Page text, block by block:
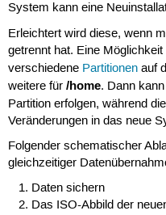
System kann eine
Erleichtert wird diese, wenn
getrennt hat. Eine
verschiedene Partitionenauf
weitere für /home. Dann
Partition erfolgen, während die
Veränderungen in das neue
Folgender schematischer
gleichzeitiger
Daten sichern
Das ISO-Abbild der